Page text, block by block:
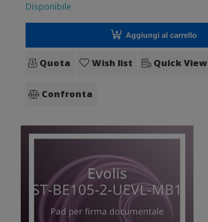
Disponibile
Aggiungi al carrello
Quota Wish list Quick View
Confronta